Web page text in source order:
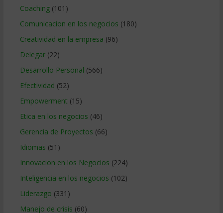
Coaching(101)
Comunicacion en los negocios (180)
Creatividad en la empresa (96)
Delegar(22)
Desarrollo Personal (566)
Efectividad (52)
Empowerment (15)
Etica en los negocios (46)
Gerencia de Proyectos (66)
Idiomas (51)
Innovacion en los Negocios (224)
Inteligencia en los negocios (102)
Liderazgo (331)
Manejo de crisis (60)